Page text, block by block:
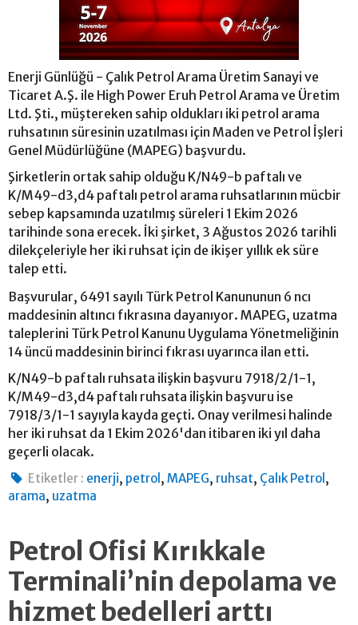
Enerji Günlüğü - Çalık Petrol Arama Üretim Sanayi ve
Ticaret A.Ş. ile High Power Eruh Petrol Arama ve Üretim
Ltd. Şti., müştereken sahip oldukları iki petrol arama
ruhsatının süresinin uzatılması için Maden ve Petrol İşleri
Genel Müdürlüğüne (MAPEG) başvurdu.
Şirketlerin ortak sahip olduğu K/N49-b paftalı ve
K/M49-d3,d4 paftalı petrol arama ruhsatlarının mücbir
sebep kapsamında uzatılmış süreleri 1 Ekim 2026
tarihinde sona erecek. İki şirket, 3 Ağustos 2026 tarihli
dilekçeleriyle her iki ruhsat için de ikişer yıllık ek süre
talep etti.
Başvurular, 6491 sayılı Türk Petrol Kanununun 6 ncı
maddesinin altıncı fıkrasına dayanıyor. MAPEG, uzatma
taleplerini Türk Petrol Kanunu Uygulama Yönetmeliğinin
14 üncü maddesinin birinci fıkrası uyarınca ilan etti.
K/N49-b paftalı ruhsata ilişkin başvuru 7918/2/1-1,
K/M49-d3,d4 paftalı ruhsata ilişkin başvuru ise
7918/3/1-1 sayıyla kayda geçti. Onay verilmesi halinde
her iki ruhsat da 1 Ekim 2026'dan itibaren iki yıl daha
geçerli olacak.
Etiketler : enerji, petrol ,MAPEG, ruhsat, Çalık Petrol ,
arama, uzatma
Petrol Ofisi Kırıkkale
Terminali’nin depolama ve
hizmet bedelleri arttı